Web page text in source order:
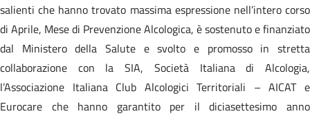
salienti che hanno trovato massima espressione nell’intero corso
di Aprile, Mese di Prevenzione Alcologica, è sostenuto e finanziato
dal Ministero della Salute e svolto e promosso in stretta
collaborazione con la SIA, Società Italiana di Alcologia,
l’Associazione Italiana Club Alcologici Territoriali – AICAT e
Eurocare che hanno garantito per il diciasettesimo anno